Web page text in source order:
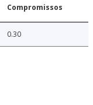
Compromissos
0.30